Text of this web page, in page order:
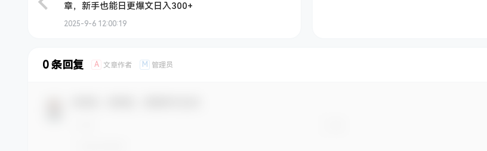
章，新手也能日更爆文日入300+
2025-9-6 12:00:19
0 条回复 A 文章作者 M 管理员